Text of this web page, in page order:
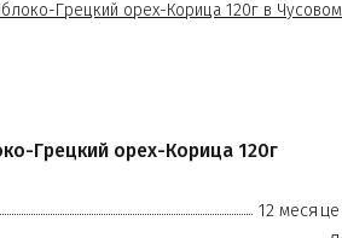
Грецкий орех-Корица 120г
12